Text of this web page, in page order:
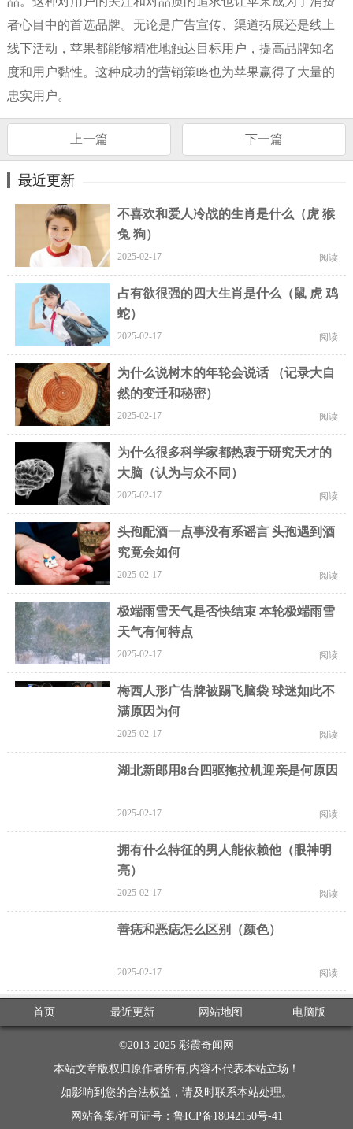
者心目中的首选品牌。无论是广告宣传、渠道拓展还是线上
线下活动，苹果都能够精准地触达目标用户，提高品牌知名
度和用户黏性。这种成功的营销策略也为苹果赢得了大量的
忠实用户。
上一篇 下一篇
最近更新
不喜欢和爱人冷战的生肖是什么（虎 猴
兔 狗）
2025-02-17 阅读
占有欲很强的四大生肖是什么（鼠 虎 鸡
蛇）
2025-02-17 阅读
为什么说树木的年轮会说话 （记录大自
然的变迁和秘密）
2025-02-17 阅读
为什么很多科学家都热衷于研究天才的
大脑（认为与众不同）
2025-02-17 阅读
头孢配酒一点事没有系谣言 头孢遇到酒
究竟会如何
2025-02-17 阅读
极端雨雪天气是否快结束 本轮极端雨雪
天气有何特点
2025-02-17 阅读
梅西人形广告牌被踢飞脑袋 球迷如此不
满原因为何
2025-02-17 阅读
湖北新郎用8台四驱拖拉机迎亲是何原因
2025-02-17 阅读
拥有什么特征的男人能依赖他（眼神明
亮）
2025-02-17 阅读
善痣和恶痣怎么区别（颜色）
2025-02-17 阅读
首页 最近更新 网站地图 电脑版
©2013-2025 彩霞奇闻网
本站文章版权归原作者所有,内容不代表本站立场！
如影响到您的合法权益，请及时联系本站处理。
网站备案/许可证号：鲁ICP备18042150号-41